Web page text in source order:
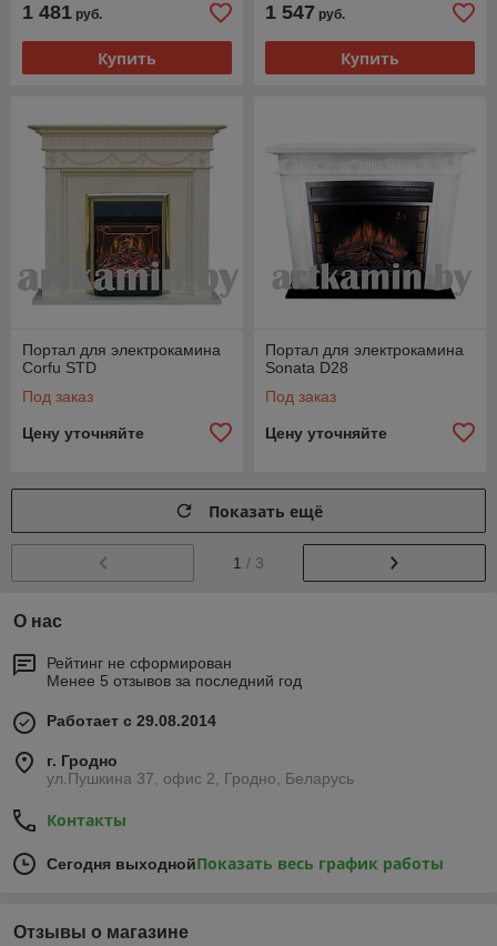
1 481 руб.
Купить
1 547 руб.
Купить
Портал для электрокамина
Corfu STD
Под заказ
Цену уточняйте
Портал для электрокамина
Sonata D28
Под заказ
Цену уточняйте
Показать ещё
1 / 3
О нас
Рейтинг не сформирован
Менее 5 отзывов за последний год
Работает с 29.08.2014
г. Гродно
ул.Пушкина 37, офис 2, Гродно, Беларусь
Контакты
Сегодня выходнойПоказать весь график работы
Отзывы о магазине